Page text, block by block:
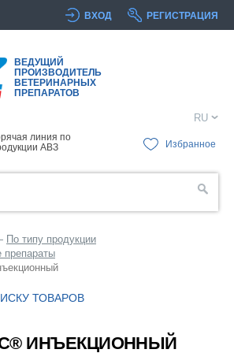
ВХОД РЕГИСТРАЦИЯ
ВЕДУЩИЙ
ПРОИЗВОДИТЕЛЬ
ВЕТЕРИНАРНЫХ
ПРЕПАРАТОВ
линия по
АВЗ
RU
Избранное
По типу продукции
препараты
ТОВАРОВ
ИНЪЕКЦИОННЫЙ